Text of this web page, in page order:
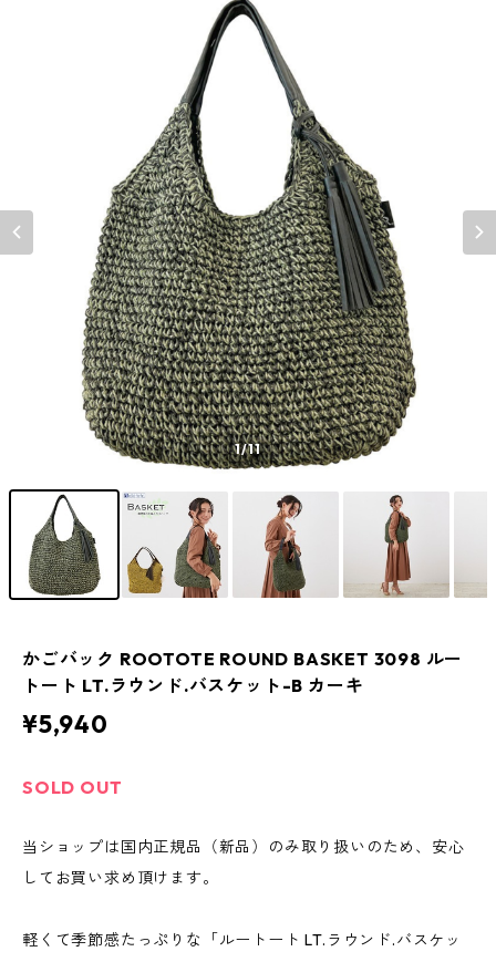
1/11
かごバック ROOTOTE ROUND BASKET 3098 ルー
トート LT.ラウンド.バスケット-B カーキ
¥5,940
SOLD OUT
当ショップは国内正規品（新品）のみ取り扱いのため、安心
してお買い求め頂けます。
軽くて季節感たっぷりな「ルートート LT.ラウンド.バスケッ